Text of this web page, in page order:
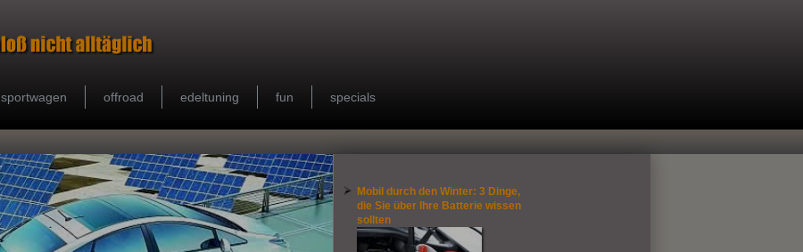
sportwagen offroad edeltuning fun specials
Mobil durch den Winter: 3 Dinge,
die Sie über Ihre Batterie wissen
sollten